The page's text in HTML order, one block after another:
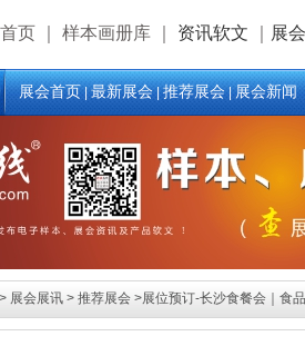
页 样本画册库 资讯软文 展
展会首页|最新展会|推荐展会|展会新闻
展讯 > 推荐展会 >展位预订-长沙食餐会｜食